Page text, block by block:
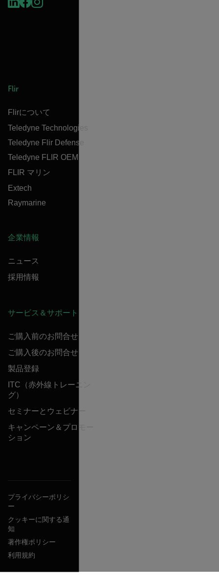
Flir
Flirについて
Teledyne Technologies
Teledyne Flir Defense
Teledyne FLIR OEM
FLIR マリン
Extech
Raymarine
企業情報
ニュース
採用情報
サービス＆サポート
ご購入前のお問合せ
ご購入後のお問合せ
製品登録
ITC（赤外線トレーニン
グ）
セミナーとウェビナー
キャンペーン＆プロモー
ション
プライバシーポリシ
ー
クッキーに関する通
知
著作権ポリシー
利用規約